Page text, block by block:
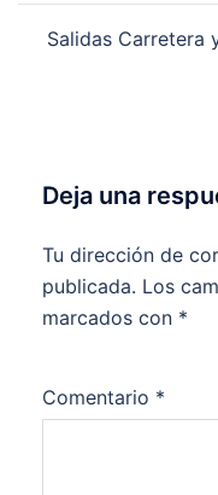
Salidas Carretera
Deja una
Tu dirección de
publicada. Los
marcados con *
Comentario *